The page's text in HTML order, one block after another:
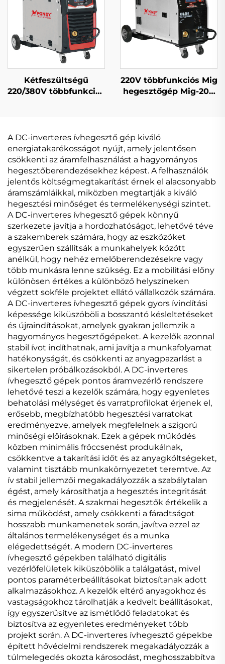
hegesztőgép
Kétfeszültségű
220/380V többfunkciós
szabályozású
szinergikus
hegesztőgép
220V többfunkciós Mig
hegesztőgép Mig-200
hegesztőgép
A DC-inverteres ívhegesztő gép kiváló
energiatakarékosságot nyújt, amely jelentősen
csökkenti az áramfelhasználást a hagyományos
hegesztőberendezésekhez képest. A felhasználók
jelentős költségmegtakarítást érnek el alacsonyabb
áramszámláikkal, miközben megtartják a kiváló
hegesztési minőséget és termelékenységi szintet.
A DC-inverteres ívhegesztő gépek könnyű
szerkezete javítja a hordozhatóságot, lehetővé téve
a szakemberek számára, hogy az eszközöket
egyszerűen szállítsák a munkahelyek között
anélkül, hogy nehéz emelőberendezésekre vagy
több munkásra lenne szükség. Ez a mobilitási előny
különösen értékes a különböző helyszíneken
végzett sokféle projektet ellátó vállalkozók számára.
A DC-inverteres ívhegesztő gépek gyors ívindítási
képessége kiküszöböli a bosszantó késleltetéseket
és újraindításokat, amelyek gyakran jellemzik a
hagyományos hegesztőgépeket. A kezelők azonnal
stabil ívot indíthatnak, ami javítja a munkafolyamat
hatékonyságát, és csökkenti az anyagpazarlást a
sikertelen próbálkozásokból. A DC-inverteres
ívhegesztő gépek pontos áramvezérlő rendszere
lehetővé teszi a kezelők számára, hogy egyenletes
behatolási mélységet és varratprofilokat érjenek el,
erősebb, megbízhatóbb hegesztési varratokat
eredményezve, amelyek megfelelnek a szigorú
minőségi előírásoknak. Ezek a gépek működés
közben minimális fröccsenést produkálnak,
csökkentve a takarítási időt és az anyagköltségeket,
valamint tisztább munkakörnyezetet teremtve. Az
ív stabil jellemzői megakadályozzák a szabálytalan
égést, amely károsíthatja a hegesztés integritását
és megjelenését. A szakmai hegesztők értékelik a
sima működést, amely csökkenti a fáradtságot
hosszabb munkamenetek során, javítva ezzel az
általános termelékenységet és a munka
elégedettségét. A modern DC-inverteres
ívhegesztő gépekben található digitális
vezérlőfelületek kiküszöbölik a találgatást, mivel
pontos paraméterbeállításokat biztosítanak adott
alkalmazásokhoz. A kezelők eltérő anyagokhoz és
vastagságokhoz tárolhatják a kedvelt beállításokat,
így egyszerűsítve az ismétlődő feladatokat és
biztosítva az egyenletes eredményeket több
projekt során. A DC-inverteres ívhegesztő gépekbe
épített hővédelmi rendszerek megakadályozzák a
túlmelegedés okozta károsodást, meghosszabbítva